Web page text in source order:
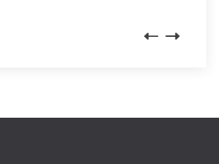
Previous
Next